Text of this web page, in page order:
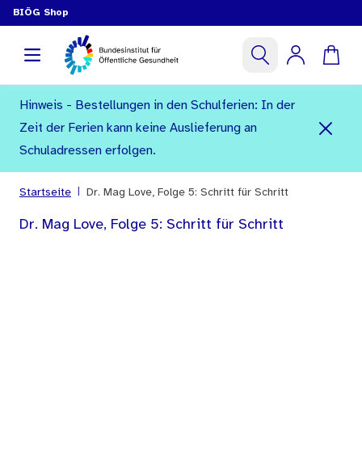
BIÖG Shop
Hinweis - Bestellungen in den Schulferien: In der
Zeit der Ferien kann keine Auslieferung an
Schuladressen erfolgen.
Startseite Dr. Mag Love, Folge 5: Schritt für Schritt
Dr. Mag Love, Folge 5: Schritt für Schritt